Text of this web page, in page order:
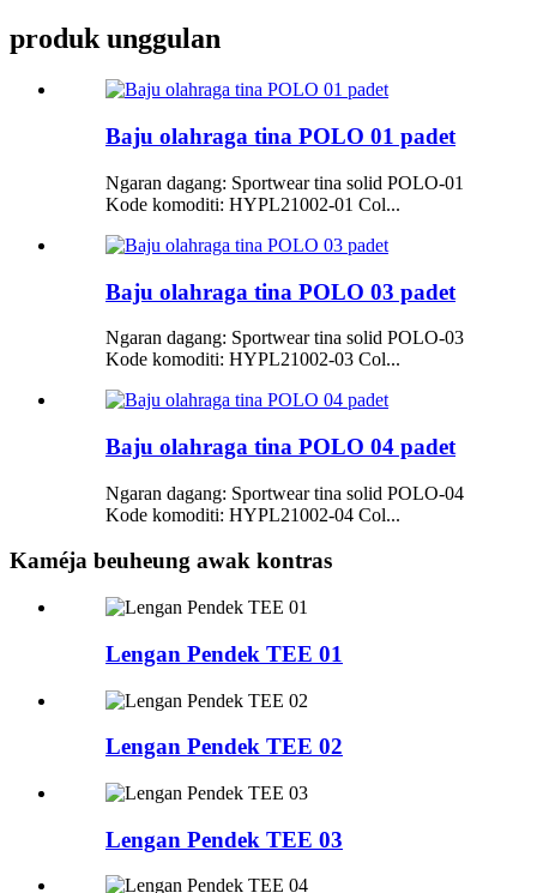
produk unggulan
Baju olahraga tina POLO 01 padet
Ngaran dagang: Sportwear tina solid POLO-01
Kode komoditi: HYPL21002-01 Col...
Baju olahraga tina POLO 03 padet
Ngaran dagang: Sportwear tina solid POLO-03
Kode komoditi: HYPL21002-03 Col...
Baju olahraga tina POLO 04 padet
Ngaran dagang: Sportwear tina solid POLO-04
Kode komoditi: HYPL21002-04 Col...
Kaméja beuheung awak kontras
Lengan Pendek TEE 01
Lengan Pendek TEE 02
Lengan Pendek TEE 03